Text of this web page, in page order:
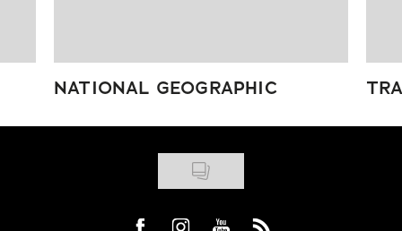
NATIONAL GEOGRAPHIC
Visit us on Facebook
Visit us on Instagram
Visit us on Youtube
Visit us on Rss